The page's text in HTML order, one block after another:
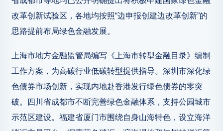
改革创新试验区，各地均按照“边申报创建边改革创新”的
思路提前布局绿色金融发展。
上海市地方金融监管局编写《上海市转型金融目录》编制
工作方案，为高碳行业低碳转型提供指导。深圳市深化绿
色债券市场创新，实现内地赴香港发行绿色债券的零突
破。四川省成都市不断完善绿色金融体系，支持公园城市
示范区建设。福建省厦门市围绕自身山海特色，设立海洋